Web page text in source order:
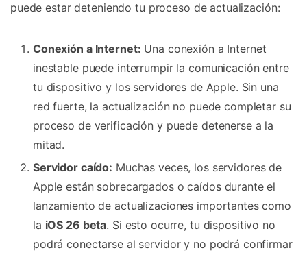
puede estar deteniendo tu proceso de actualización:
Conexión a Internet: Una conexión a Internet
inestable puede interrumpir la comunicación entre
tu dispositivo y los servidores de Apple. Sin una
red fuerte, la actualización no puede completar su
proceso de verificación y puede detenerse a la
mitad.
Servidor caído: Muchas veces, los servidores de
Apple están sobrecargados o caídos durante el
lanzamiento de actualizaciones importantes como
la iOS 26 beta. Si esto ocurre, tu dispositivo no
podrá conectarse al servidor y no podrá confirmar